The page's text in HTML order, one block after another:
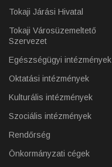
Tokaji Járási Hivatal
Tokaji Városüzemeltető
Szervezet
Egészségügyi intézmények
Oktatási intézmények
Kulturális intézmények
Szociális intézmények
Rendőrség
Önkormányzati cégek